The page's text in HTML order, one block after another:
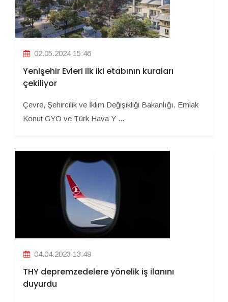
02.05.2024 15:46
Yenişehir Evleri ilk iki etabının kuraları
çekiliyor
Çevre, Şehircilik ve İklim Değişikliği Bakanlığı, Emlak
Konut GYO ve Türk Hava Y ...
04.04.2023 13:49
THY depremzedelere yönelik iş ilanını
duyurdu